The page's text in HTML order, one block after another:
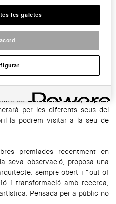
h. Diumenge i festius de 10 h a
serà a les 11.30h
el maig de 2027, l'exposició
L'ofici mutant", després
deBarcelona 2026, Capital
per les diferents seus del
la podrem visitar a la seu de
premiades recentment en
seva observació, proposa una
sempre obert i “out of
i transformació amb recerca,
Pensada per a públic no
les galetes